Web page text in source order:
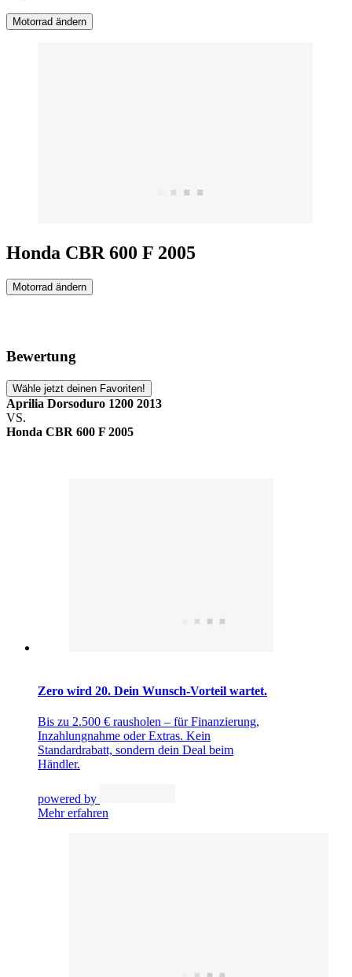
Motorrad ändern
Honda CBR 600 F 2005
Motorrad ändern
Bewertung
Wähle jetzt deinen Favoriten!
Aprilia Dorsoduro 1200 2013
VS.
Honda CBR 600 F 2005
Zero wird 20. Dein Wunsch-Vorteil wartet.
Bis zu 2.500 € rausholen – für Finanzierung,
Inzahlungnahme oder Extras. Kein
Standardrabatt, sondern dein Deal beim
Händler.
powered by
Mehr erfahren